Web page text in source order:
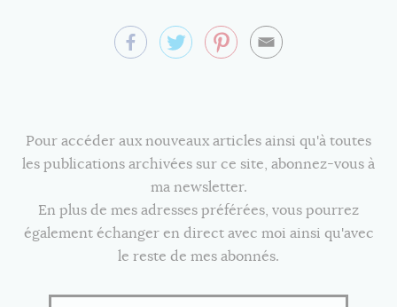
Pour accéder aux nouveaux articles ainsi qu'à toutes
les publications archivées sur ce site, abonnez-vous à
ma newsletter.
En plus de mes adresses préférées, vous pourrez
également échanger en direct avec moi ainsi qu'avec
le reste de mes abonnés.